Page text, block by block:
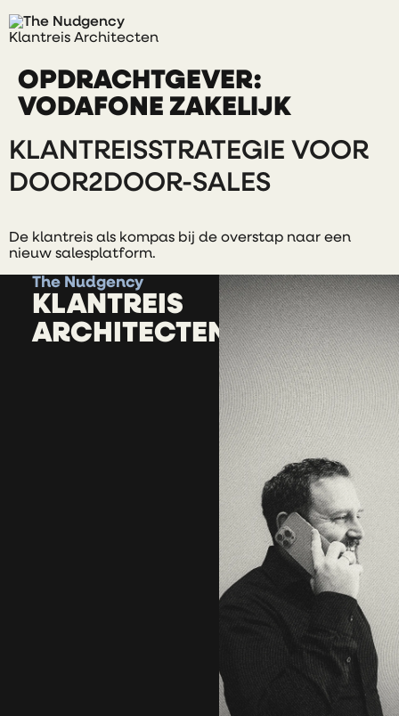
Klantreis Architecten
OPDRACHTGEVER:
VODAFONE ZAKELIJK
KLANTREISSTRATEGIE VOOR
DOOR2DOOR-SALES
De klantreis als kompas bij de overstap naar een
nieuw salesplatform.
The Nudgency
KLANTREIS
ARCHITECTEN